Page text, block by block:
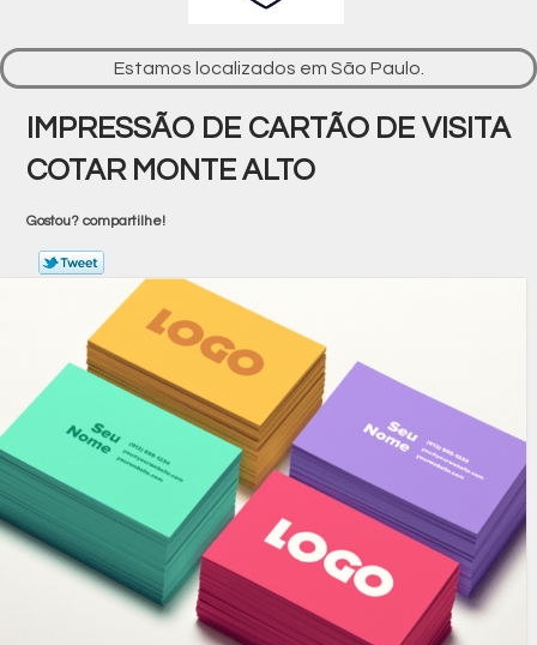
Estamos localizados em São Paulo.
IMPRESSÃO DE CARTÃO DE VISITA
COTAR MONTE ALTO
Gostou? compartilhe!